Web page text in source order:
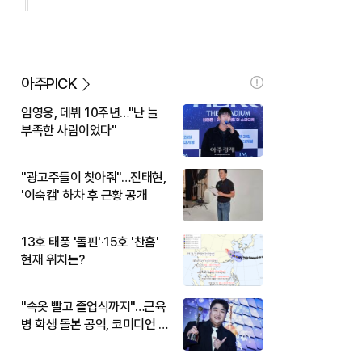
아주PICK
임영웅, 데뷔 10주년…"난 늘
부족한 사람이었다"
"광고주들이 찾아줘"…진태현,
'이숙캠' 하차 후 근황 공개
13호 태풍 '돌핀'·15호 '찬홈'
현재 위치는?
"속옷 빨고 졸업식까지"…근육
병 학생 돌본 공익, 코미디언 김